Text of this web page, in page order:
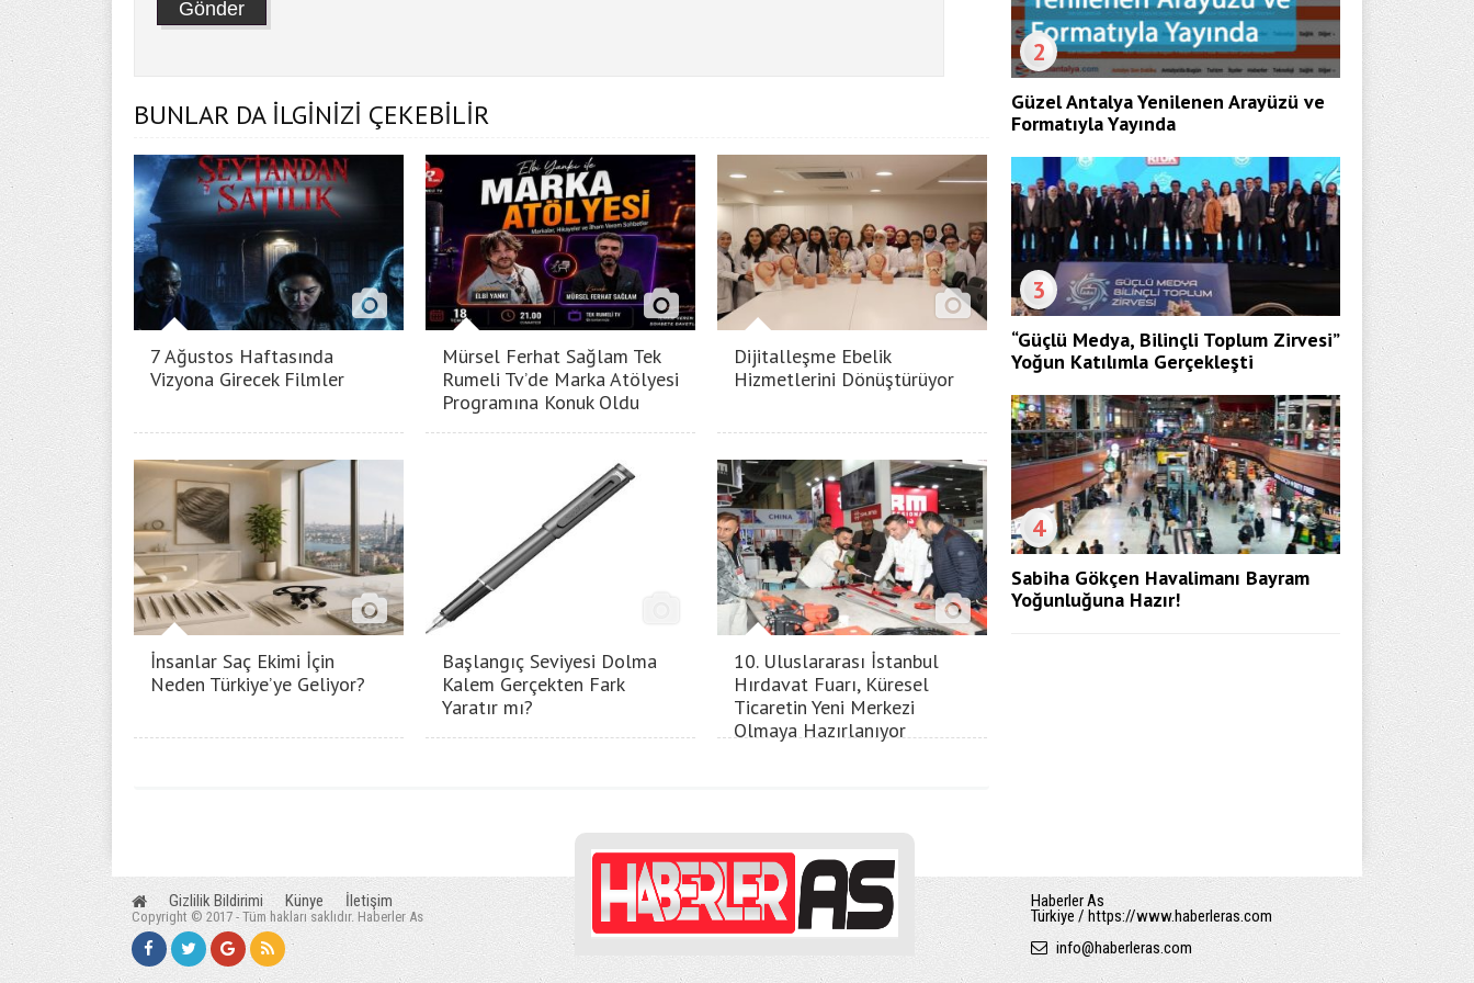
BUNLAR DA İLGİNİZİ ÇEKEBİLİR
7 Ağustos Haftasında
Vizyona Girecek Filmler
Mürsel Ferhat Sağlam Tek
Rumeli Tv’de Marka Atölyesi
Programına Konuk Oldu
Dijitalleşme Ebelik
Hizmetlerini Dönüştürüyor
İnsanlar Saç Ekimi İçin
Neden Türkiye’ye Geliyor?
Başlangıç Seviyesi Dolma
Kalem Gerçekten Fark
Yaratır mı?
10. Uluslararası İstanbul
Hırdavat Fuarı, Küresel
Ticaretin Yeni Merkezi
Olmaya Hazırlanıyor
2
Güzel Antalya Yenilenen Arayüzü ve
Formatıyla Yayında
3
“Güçlü Medya, Bilinçli Toplum Zirvesi”
Yoğun Katılımla Gerçekleşti
4
Sabiha Gökçen Havalimanı Bayram
Yoğunluğuna Hazır!
Gizlilik Bildirimi Künye İletişim
Copyright © 2017 - Tüm hakları saklıdır. Haberler As
Haberler As
Türkiye / https://www.haberleras.com
info@haberleras.com